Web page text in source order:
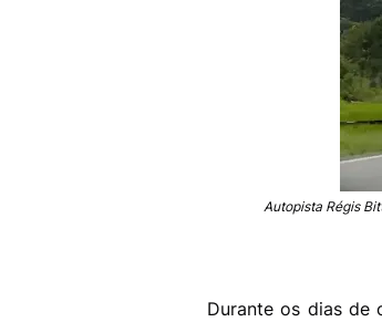
Autopista Régis
Durante os dias de